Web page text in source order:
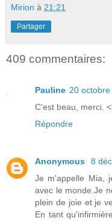
Mirion à 21:21
Partager
409 commentaires:
Pauline 20
C'est beau, merci.
Répondre
Anonymous
8
Je m'appelle Mia,
avec le monde.Je
plein de joie et je
En tant